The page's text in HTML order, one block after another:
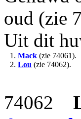
oud (zie
Uit dit
1. Mack (zie 74061).
2. Lou (zie 74062).
74062